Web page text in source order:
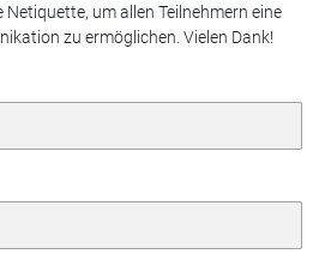
um allen Teilnehmern eine
zu ermöglichen. Vielen Dank!